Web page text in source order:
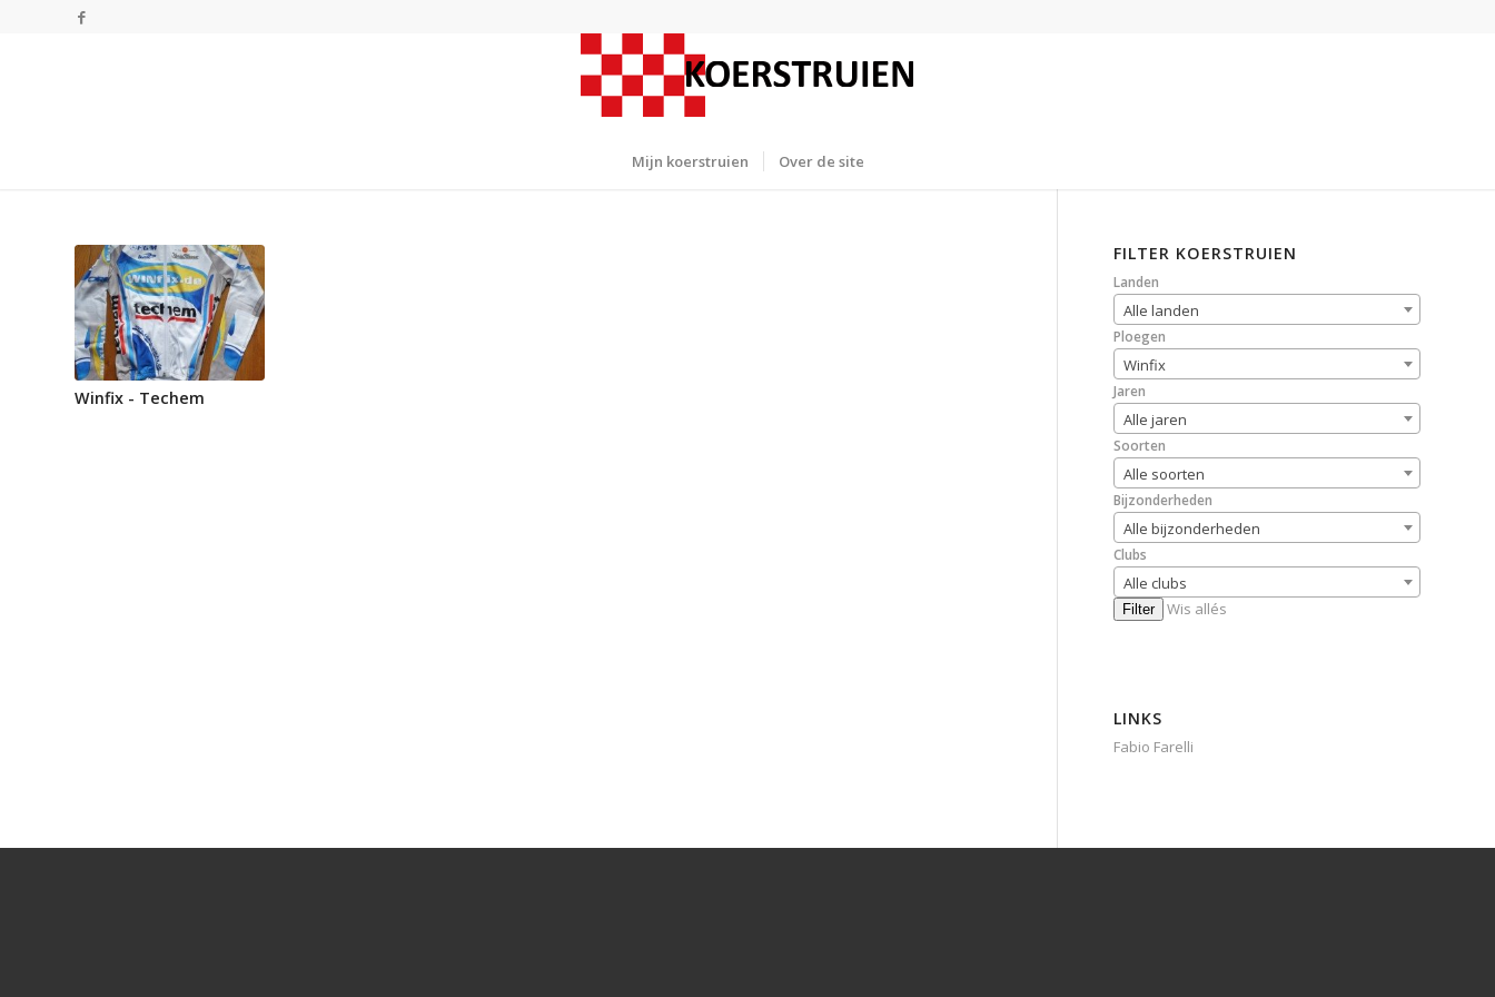
Mijn koerstruien Over de site
Winfix - Techem
FILTER KOERSTRUIEN
Landen
Alle landen
Ploegen
Winfix
Jaren
Alle jaren
Soorten
Alle soorten
Bijzonderheden
Alle bijzonderheden
Clubs
Alle clubs
Filter Wis allés
LINKS
Fabio Farelli